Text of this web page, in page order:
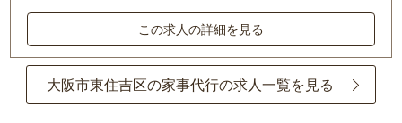
この求人の詳細を見る
大阪市東住吉区の家事代行の求人一覧を見る